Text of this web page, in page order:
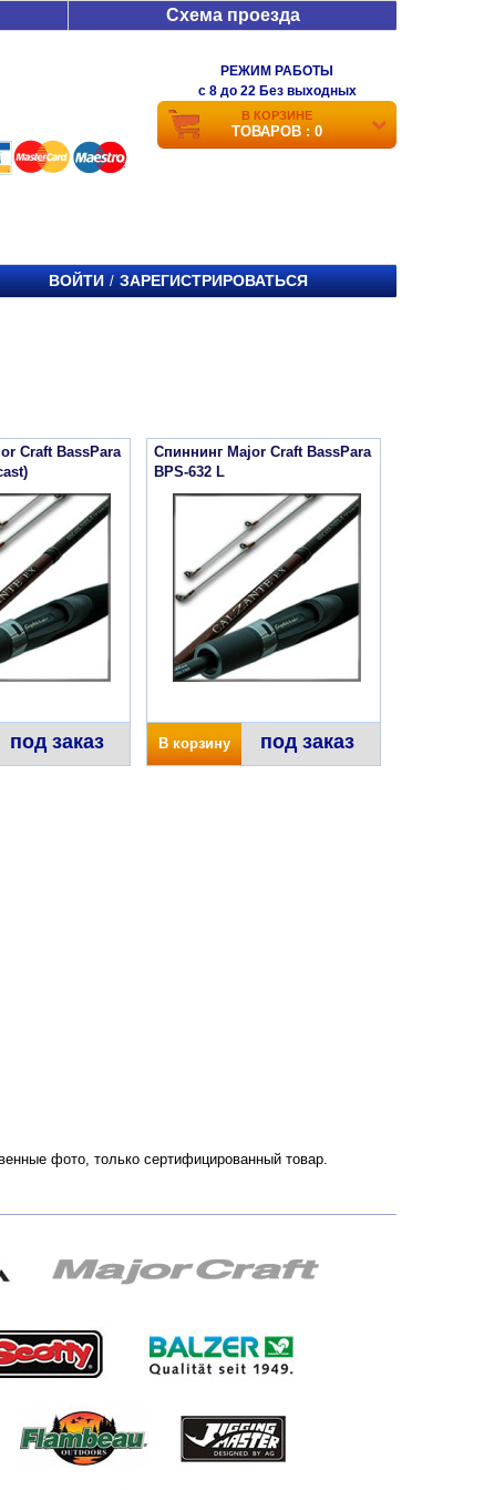
Схема проезда
РЕЖИМ РАБОТЫ
c 8 до 22 Без выходных
В КОРЗИНЕ
ТОВАРОВ : 0
ВОЙТИ / ЗАРЕГИСТРИРОВАТЬСЯ
Craft BassPara
под заказ
Спиннинг Major Craft BassPara
BPS-632 L
В корзину под заказ
фото, только сертифицированный товар.